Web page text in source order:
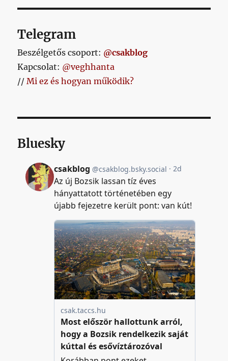
Telegram
Beszélgetős csoport: @csakblog
Kapcsolat: @veghhanta
//Mi ez és hogyan működik?
Bluesky